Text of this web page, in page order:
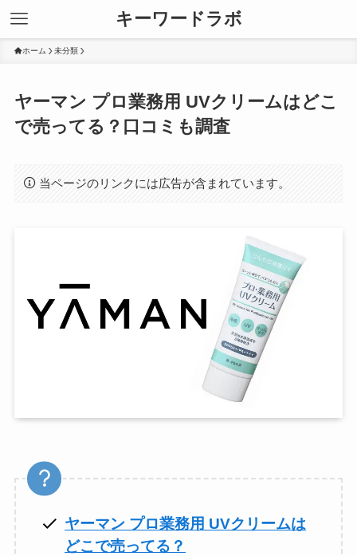
キーワードラボ
ホーム 未分類
ヤーマン プロ業務用 UVクリームはどこ
で売ってる？口コミも調査
当ページのリンクには広告が含まれています。
ヤーマン プロ業務用 UVクリームは
どこで売ってる？